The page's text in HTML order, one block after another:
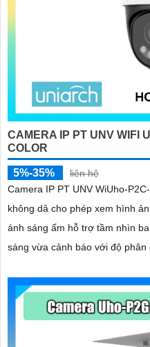
CAMERA IP PT UNV WIFI
COLOR
5%-35%
liên hệ
Camera IP PT UNV WiUho-P2C-M4F4Fi là
không dâ cho phép xem hình
ánh sáng ấm hỗ trợ tầm nhìn
sáng vừa cảnh báo với độ phân